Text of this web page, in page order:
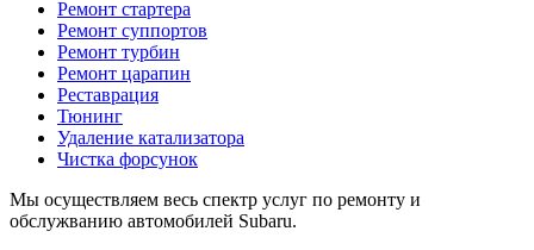
Ремонт стартера
Ремонт суппортов
Ремонт турбин
Ремонт царапин
Реставрация
Тюнинг
Удаление катализатора
Чистка форсунок
Мы осуществляем весь спектр услуг по ремонту и
обслужванию автомобилей Subaru.